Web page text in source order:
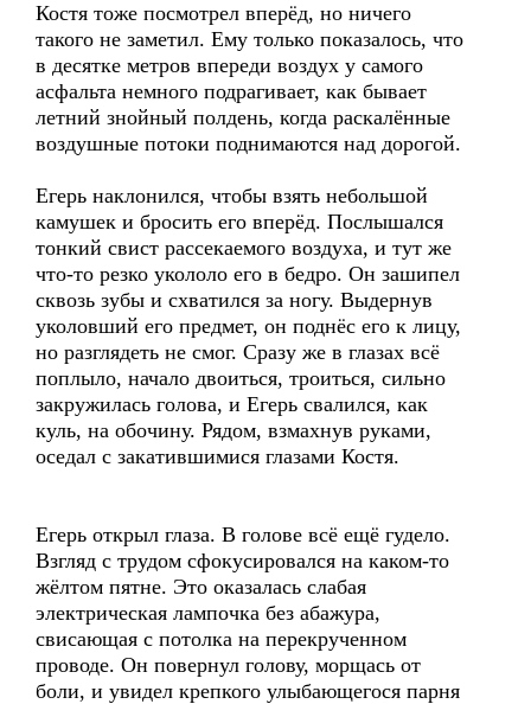
Костя тоже посмотрел вперёд, но ничего
такого не заметил. Ему только показалось, что
в десятке метров впереди воздух у самого
асфальта немного подрагивает, как бывает
летний знойный полдень, когда раскалённые
воздушные потоки поднимаются над дорогой.
Егерь наклонился, чтобы взять небольшой
камушек и бросить его вперёд. Послышался
тонкий свист рассекаемого воздуха, и тут же
что-то резко укололо его в бедро. Он зашипел
сквозь зубы и схватился за ногу. Выдернув
уколовший его предмет, он поднёс его к лицу,
но разглядеть не смог. Сразу же в глазах всё
поплыло, начало двоиться, троиться, сильно
закружилась голова, и Егерь свалился, как
куль, на обочину. Рядом, взмахнув руками,
оседал с закатившимися глазами Костя.
Егерь открыл глаза. В голове всё ещё гудело.
Взгляд с трудом сфокусировался на каком-то
жёлтом пятне. Это оказалась слабая
электрическая лампочка без абажура,
свисающая с потолка на перекрученном
проводе. Он повернул голову, морщась от
боли, и увидел крепкого улыбающегося парня